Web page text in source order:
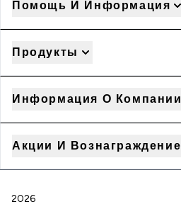
Помощь И Информация
Продукты
Информация О Компании
Акции И Вознаграждение
2026